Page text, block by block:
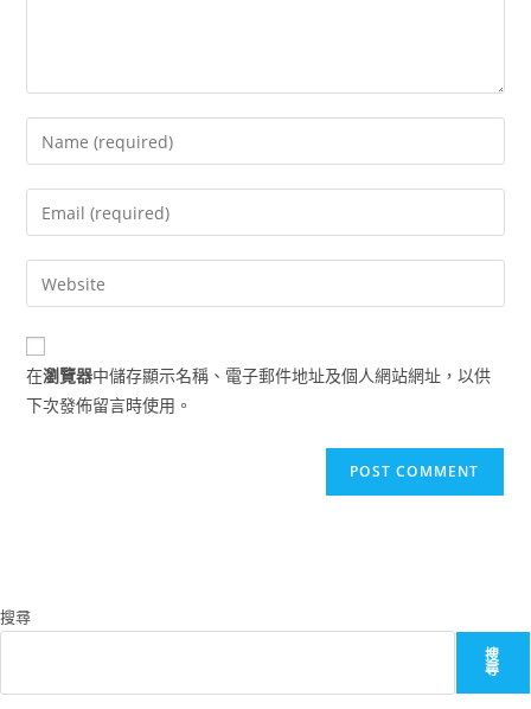
Enter
your
name
comment
Enter
your
email
address
comment
Enter
your
website
URL
(optional)
在瀏覽器中儲存顯示名稱、電子郵件地址及個人網站網址，以供
下次發佈留言時使用。
搜尋
搜
尋